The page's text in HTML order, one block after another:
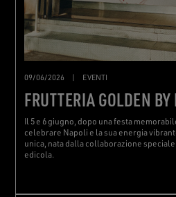
09/06/2026 EVENTI
FRUTTERIA GOLDEN
Il 5 e 6 giugno, dopo una festa
celebrare Napoli e la sua energia
unica, nata dalla collaborazione
edicola.